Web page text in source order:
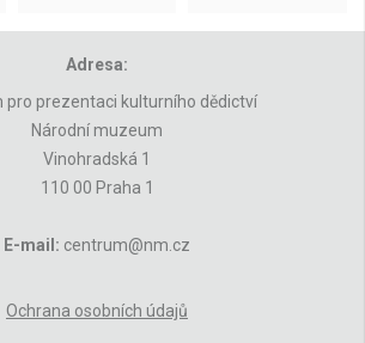
Adresa:
pro prezentaci kulturního dědictví
Národní muzeum
Vinohradská 1
110 00 Praha 1
E-mail: centrum@nm.cz
Ochrana osobních údajů